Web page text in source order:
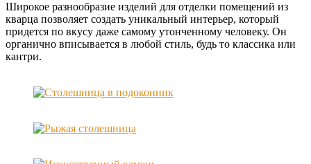
Широкое разнообразие изделий для отделки помещений из
кварца позволяет создать уникальный интерьер, который
придется по вкусу даже самому утонченному человеку. Он
органично вписывается в любой стиль, будь то классика или
кантри.